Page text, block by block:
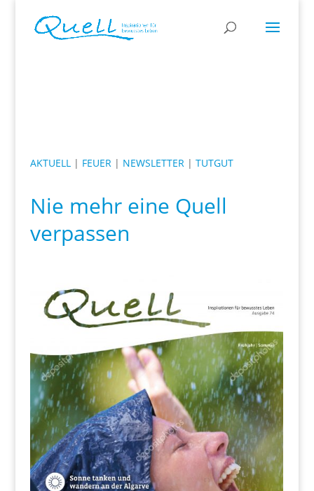
AKTUELL| FEUER| NEWSLETTER| TUTGUT
Nie mehr eine Quell
verpassen